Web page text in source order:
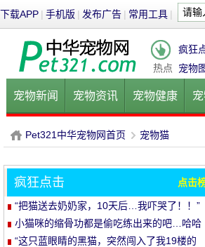
下载APP | 手机版 | 发布广告 | 常用工具 |
热点
疯狂
宠物
宠物新闻 宠物资讯 宠物健康
健康饮食 宠物美容 宠物医院
P
Pet321中华宠物网首页
›
宠物猫
疯狂点击 点击
“把猫送去奶奶家，10天后…我吓哭了！！”
小猫咪的缩骨功都是偷吃练出来的吧…哈哈
哈
“这只蓝眼睛的黑猫，突然闯入了我19楼的